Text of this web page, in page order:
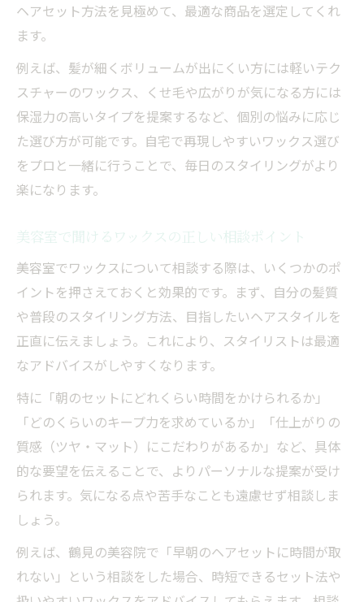
ヘアセット方法を見極めて、最適な商品を選定してくれ
ます。
例えば、髪が細くボリュームが出にくい方には軽いテク
スチャーのワックス、くせ毛や広がりが気になる方には
保湿力の高いタイプを提案するなど、個別の悩みに応じ
た選び方が可能です。自宅で再現しやすいワックス選び
をプロと一緒に行うことで、毎日のスタイリングがより
楽になります。
美容室で聞けるワックスの正しい相談ポイント
美容室でワックスについて相談する際は、いくつかのポ
イントを押さえておくと効果的です。まず、自分の髪質
や普段のスタイリング方法、目指したいヘアスタイルを
正直に伝えましょう。これにより、スタイリストは最適
なアドバイスがしやすくなります。
特に「朝のセットにどれくらい時間をかけられるか」
「どのくらいのキープ力を求めているか」「仕上がりの
質感（ツヤ・マット）にこだわりがあるか」など、具体
的な要望を伝えることで、よりパーソナルな提案が受け
られます。気になる点や苦手なことも遠慮せず相談しま
しょう。
例えば、鶴見の美容院で「早朝のヘアセットに時間が取
れない」という相談をした場合、時短できるセット法や